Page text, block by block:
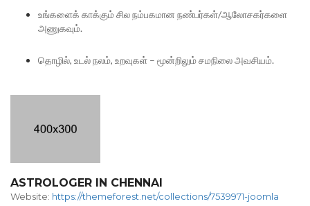
உங்களைக் காக்கும் சில நம்பகமான நண்பர்கள்/ஆலோசகர்களை
அணுகவும்.
தொழில், உடல் நலம், உறவுகள் – மூன்றிலும் சமநிலை அவசியம்.
ASTROLOGER IN CHENNAI
Website: https://themeforest.net/collections/7539971-joomla